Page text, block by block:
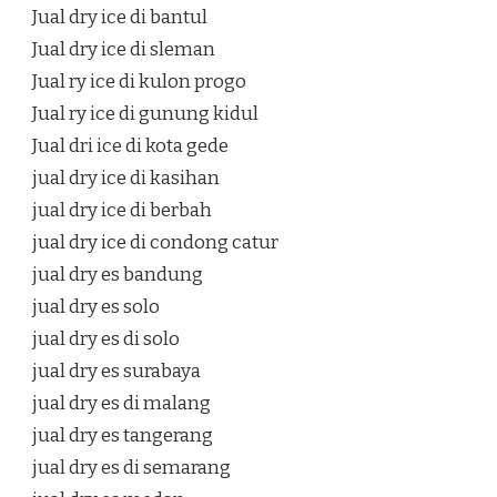
Jual dry ice di bantul
Jual dry ice di sleman
Jual ry ice di kulon progo
Jual ry ice di gunung kidul
Jual dri ice di kota gede
jual dry ice di kasihan
jual dry ice di berbah
jual dry ice di condong catur
jual dry es bandung
jual dry es solo
jual dry es di solo
jual dry es surabaya
jual dry es di malang
jual dry es tangerang
jual dry es di semarang